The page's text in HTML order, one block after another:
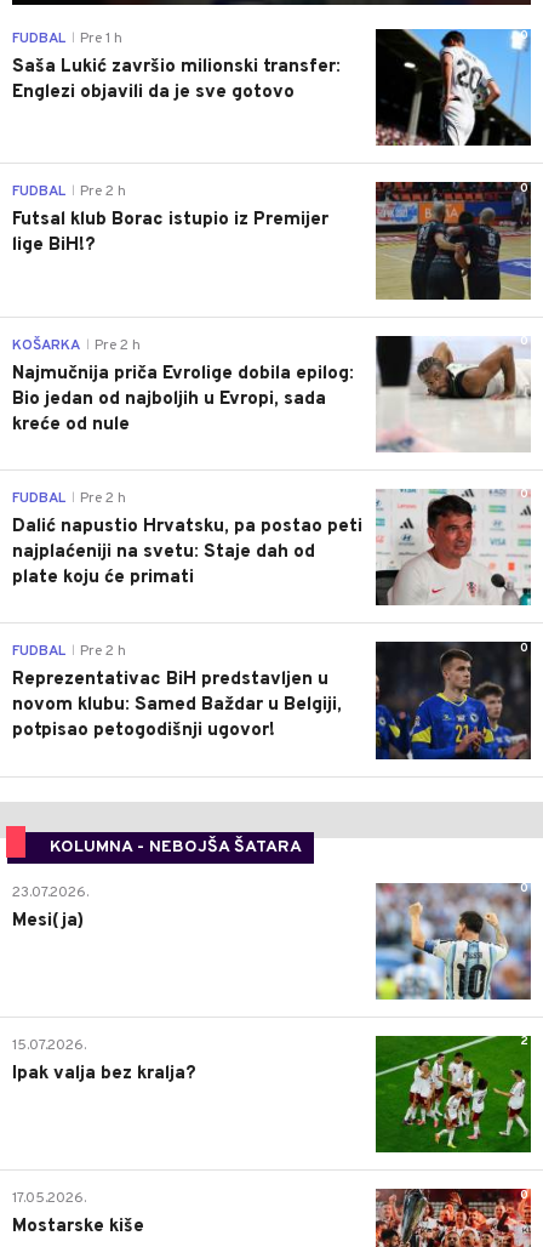
0
FUDBAL Pre 1 h
Saša Lukić završio milionski transfer:
Englezi objavili da je sve gotovo
0
FUDBAL Pre 2 h
Futsal klub Borac istupio iz Premijer
lige BiH!?
0
KOŠARKA Pre 2 h
Najmučnija priča Evrolige dobila epilog:
Bio jedan od najboljih u Evropi, sada
kreće od nule
0
FUDBAL Pre 2 h
Dalić napustio Hrvatsku, pa postao peti
najplaćeniji na svetu: Staje dah od
plate koju će primati
0
FUDBAL Pre 2 h
Reprezentativac BiH predstavljen u
novom klubu: Samed Baždar u Belgiji,
potpisao petogodišnji ugovor!
KOLUMNA - NEBOJŠA ŠATARA
0
23.07.2026.
Mesi(ja)
2
15.07.2026.
Ipak valja bez kralja?
0
17.05.2026.
Mostarske kiše